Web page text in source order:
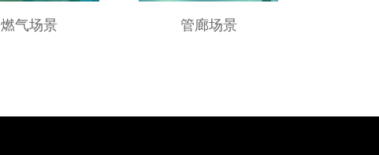
燃气场景 管廊场景